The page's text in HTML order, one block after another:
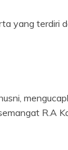
yang terdiri
R.A